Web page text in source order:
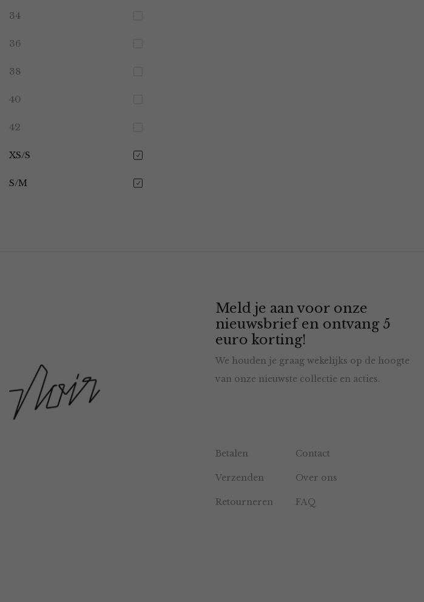
34
36
38
40
42
XS/S
S/M
Meld je aan voor onze
nieuwsbrief en ontvang 5
euro korting!
We houden je graag wekelijks op de hoogte
van onze nieuwste collectie en acties.
Betalen Contact
Verzenden Over ons
Retourneren FAQ